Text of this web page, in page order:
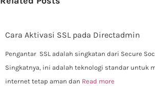
Cara Aktivasi SSL pada Directadmin
Pengantar SSL adalah singkatan dari Secure
Singkatnya, ini adalah teknologi standar untuk
internet tetap aman dan Read more